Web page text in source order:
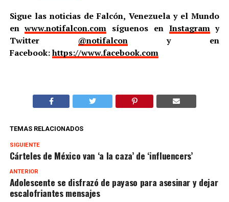
Sigue las noticias de Falcón, Venezuela y el Mundo
enwww.notifalcon.com síguenos en Instagramy
Twitter @notifalcony en
Facebook:https://www.facebook.com
TEMAS RELACIONADOS
SIGUIENTE
Cárteles de México van ‘a la caza’ de ‘influencers’
ANTERIOR
Adolescente se disfrazó de payaso para asesinar y dejar
escalofriantes mensajes